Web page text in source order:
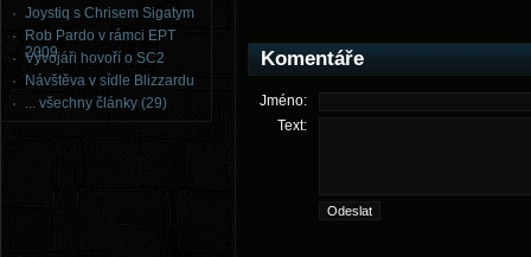
Joystiq s Chrisem Sigatym
Rob Pardo v rámci EPT
2009
Vývojáři hovoří o SC2
Návštěva v sídle Blizzardu
... všechny články (29)
Komentáře
Jméno:
Text: